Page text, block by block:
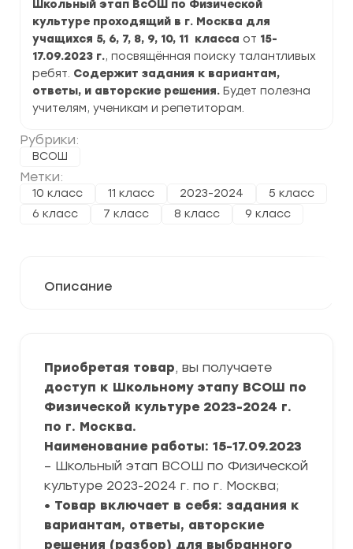
Школьный этап ВсОШ по Физической
культуре проходящий в г. Москва для
учащихся 5, 6, 7, 8, 9, 10, 11 класса от 15-
17.09.2023 г., посвящённая поиску талантливых
ребят. Содержит задания к вариантам,
ответы, и авторские решения. Будет полезна
учителям, ученикам и репетиторам.
Рубрики:
ВСОШ
Метки:
10 класс 11 класс 2023-2024
5 класс
6 класс
7 класс 8 класс 9 класс
г.
Москва
77
регион
задания
и
ответы
Описание
Приобретая товар, вы получаете
доступ к Школьному этапу ВСОШ по
Физической культуре 2023-2024 г.
по г. Москва.
Наименование работы: 15-17.09.2023
– Школьный этап ВСОШ по Физической
культуре 2023-2024 г. по г. Москва;
• Товар включает в себя: задания к
вариантам, ответы, авторские
решения (разбор) для выбранного